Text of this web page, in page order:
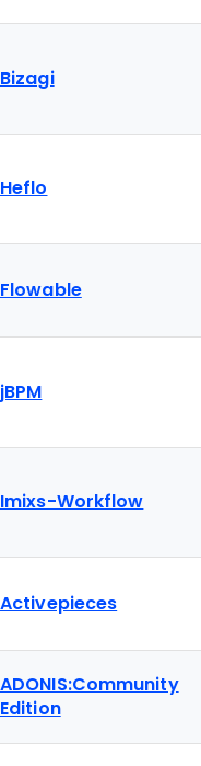
Bizagi
Heflo
Flowable
jBPM
Imixs-Workflow
Activepieces
ADONIS:Community
Edition